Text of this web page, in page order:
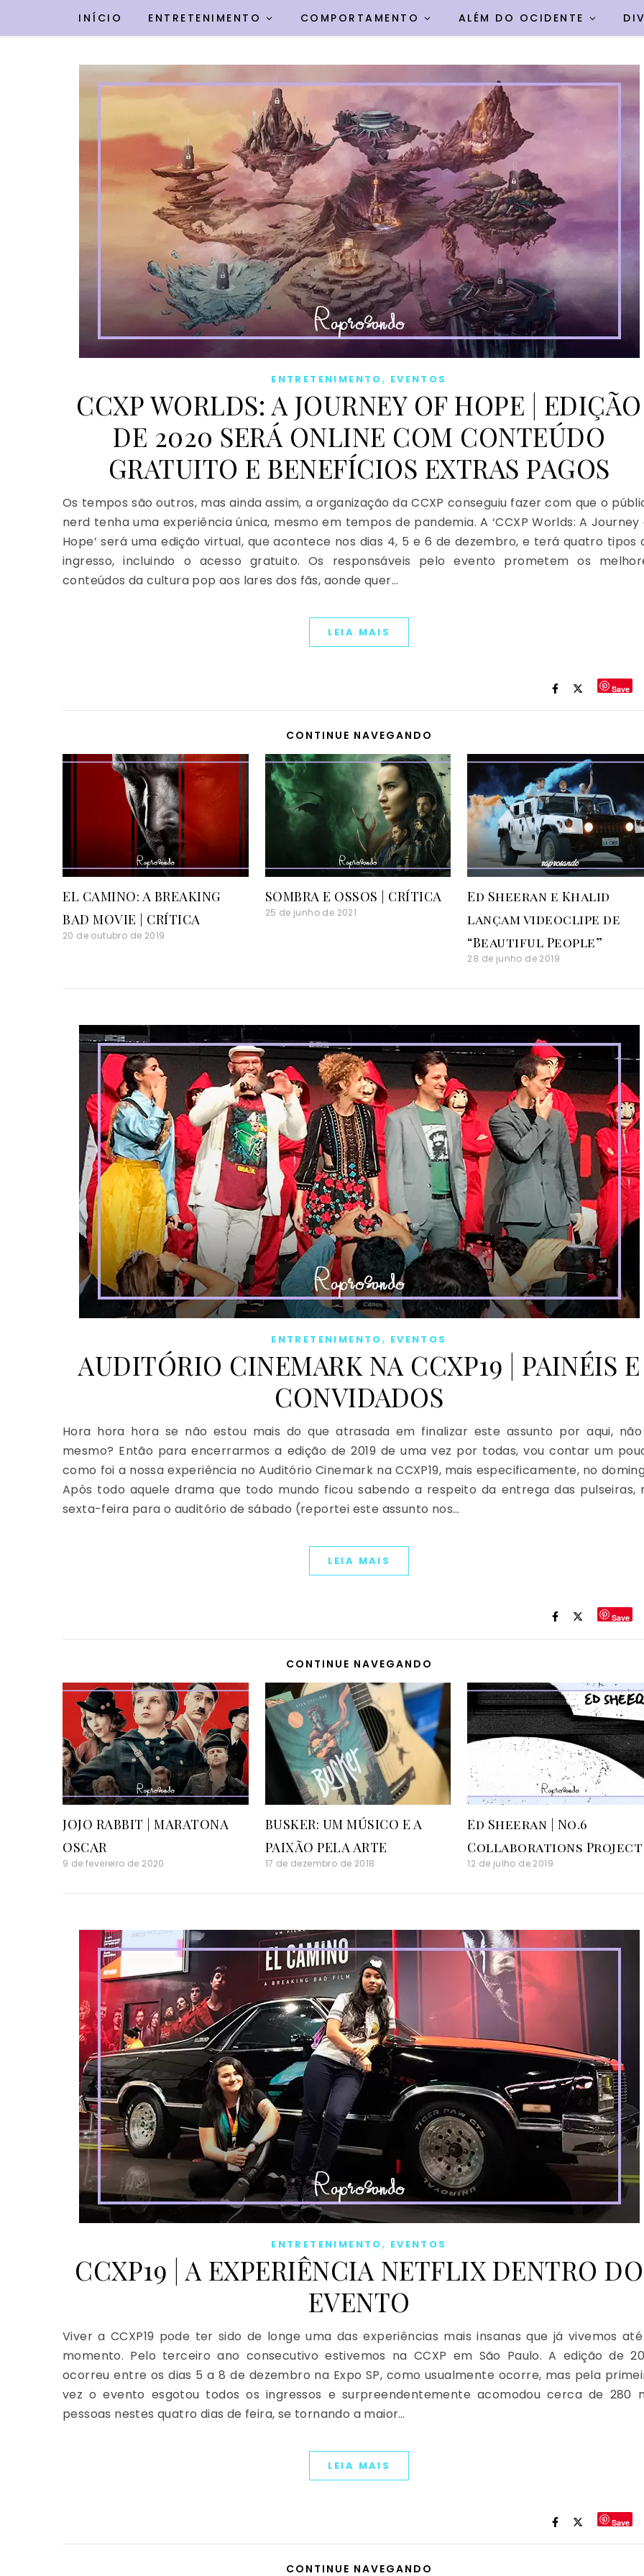
INÍCIO ENTRETENIMENTO COMPORTAMENTO ALÉM DO OCIDENTE
ENTRETENIMENTO, EVENTOS
CCXP WORLDS: A JOURNEY OF HOPE | EDIÇÃO
DE 2020 SERÁ ONLINE COM CONTEÚDO
GRATUITO E BENEFÍCIOS EXTRAS PAGOS
Os tempos são outros, mas ainda assim, a organização da CCXP conseguiu fazer com que o
nerd tenha uma experiência única, mesmo em tempos de pandemia. A ‘CCXP Worlds: A Journey
Hope’ será uma edição virtual, que acontece nos dias 4, 5 e 6 de dezembro, e terá quatro tipos
ingresso, incluindo o acesso gratuito. Os responsáveis pelo evento prometem os
conteúdos da cultura pop aos lares dos fãs, aonde quer…
LEIA MAIS
Save
CONTINUE NAVEGANDO
EL CAMINO: A BREAKING
BAD MOVIE | CRÍTICA
20 de outubro de 2019
SOMBRA E OSSOS | CRÍTICA
25 de junho de 2021
Ed Sheeran e Khalid
lançam videoclipe de
“Beautiful People”
28 de junho de 2019
ENTRETENIMENTO, EVENTOS
AUDITÓRIO CINEMARK NA CCXP19 | PAINÉIS E
CONVIDADOS
Hora hora hora se não estou mais do que atrasada em finalizar este assunto por aqui,
mesmo? Então para encerrarmos a edição de 2019 de uma vez por todas, vou contar um
como foi a nossa experiência no Auditório Cinemark na CCXP19, mais especificamente, no
Após todo aquele drama que todo mundo ficou sabendo a respeito da entrega das pulseiras,
sexta-feira para o auditório de sábado (reportei este assunto nos…
LEIA MAIS
Save
CONTINUE NAVEGANDO
JOJO RABBIT | MARATONA
OSCAR
9 de fevereiro de 2020
BUSKER: UM MÚSICO E A
PAIXÃO PELA ARTE
17 de dezembro de 2018
Ed Sheeran | No.6
Collaborations Project
12 de julho de 2019
ENTRETENIMENTO, EVENTOS
CCXP19 | A EXPERIÊNCIA NETFLIX DENTRO DO
EVENTO
Viver a CCXP19 pode ter sido de longe uma das experiências mais insanas que já vivemos
momento. Pelo terceiro ano consecutivo estivemos na CCXP em São Paulo. A edição de
ocorreu entre os dias 5 a 8 de dezembro na Expo SP, como usualmente ocorre, mas pela
vez o evento esgotou todos os ingressos e surpreendentemente acomodou cerca de 280
pessoas nestes quatro dias de feira, se tornando a maior…
LEIA MAIS
Save
CONTINUE NAVEGANDO